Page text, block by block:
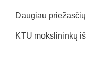
Daugiau
KTU mokslininkų